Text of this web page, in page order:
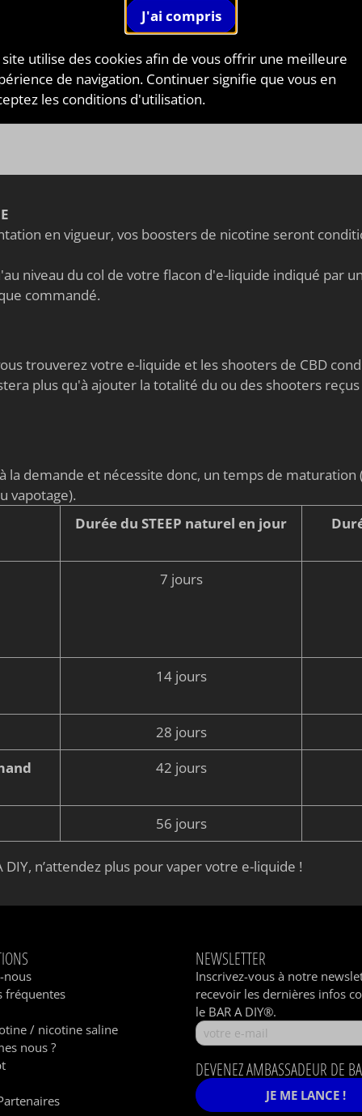
est une marque anglaise spécialisée dans la
et deconcentrés pour cigarettes
. Elle produit des saveurs époustouflantes a
plus qu’originaux ! A tester sans plus attendre !
Voir tous les E-liquides de la marque Just
en vigueur, vos boosters de nicotine seront
niveau du col de votre flacon d'e-liquide indiqué par
commandé.
trouverez votre e-liquide et les shooters de CBD
plus qu'à ajouter la totalité du ou des shooters
la demande et nécessite donc, un temps de
vapotage).
Durée du STEEP naturel en jour
7 jours
14 jours
28 jours
42 jours
56 jours
DIY, n’attendez plus pour vaper votre e-liquide !
nous
fréquentes
/ nicotine saline
nous ?
NEWSLETTER
Inscrivez-vous à notre
recevoir les dernières infos
le BAR A DIY®.
DEVENEZ AMBASSADEUR DE
JE ME LANCE !
site utilise des cookies afin de vous offrir une meilleure
de navigation. Continuer signifie que vous en
les conditions d'utilisation.